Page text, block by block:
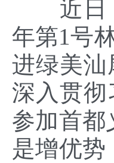
近日，
年第1号
进绿美
深入贯
参加首都
是增优势